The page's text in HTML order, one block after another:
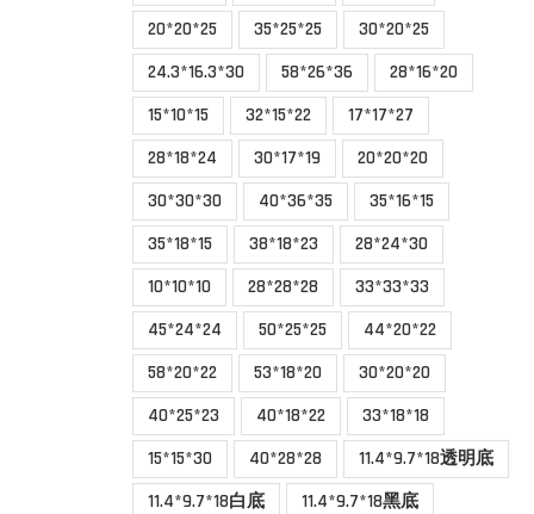
20*20*25
35*25*25
30*20*25
24.3*16.3*30
58*26*36
28*16*20
15*10*15
32*15*22
17*17*27
28*18*24
30*17*19
20*20*20
30*30*30
40*36*35
35*16*15
35*18*15
38*18*23
28*24*30
10*10*10
28*28*28
33*33*33
45*24*24
50*25*25
44*20*22
58*20*22
53*18*20
30*20*20
40*25*23
40*18*22
33*18*18
15*15*30
40*28*28
11.4*9.7*18透明底
11.4*9.7*18白底
11.4*9.7*18黑底